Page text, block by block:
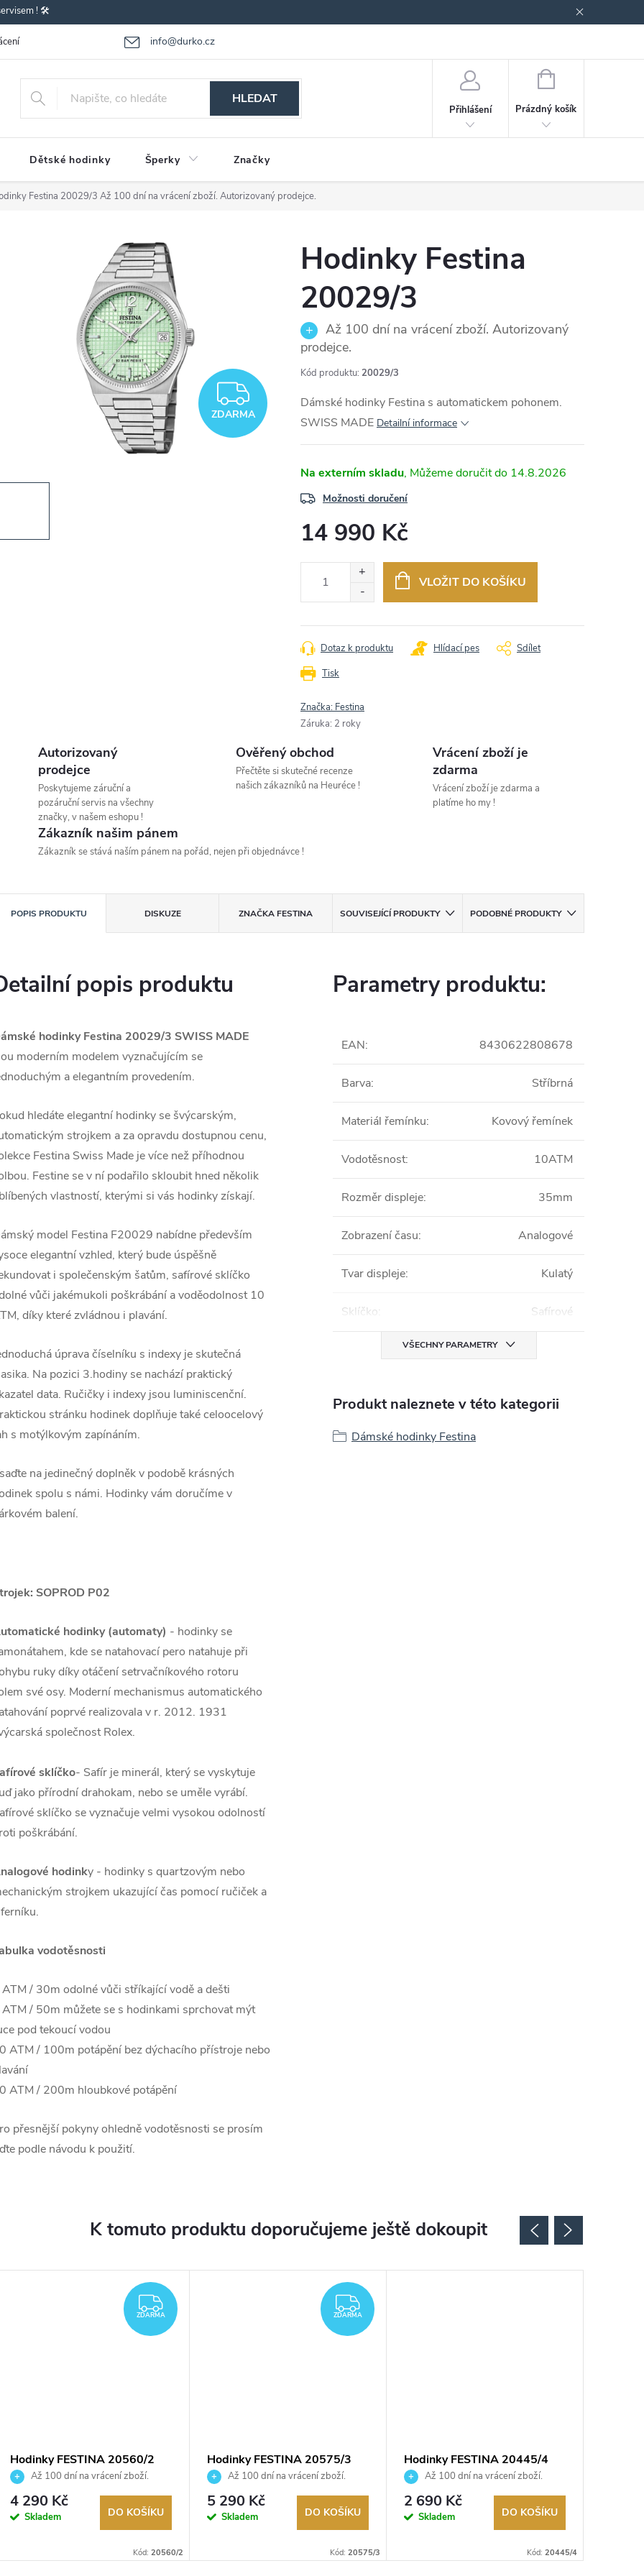
! 🛠️
info@durko.cz
- výměna zboží Reklamace zboží Obchodní podmínky
HLEDAT
Přihlášení
NÁKUPNÍ
Prázdný košík
Dětské hodinky Šperky Značky
Festina 20029/3 Až 100 dní na vrácení zboží. Autorizovaný prodejce.
ZDARMA
ZDARMA
Hodinky Festina
20029/3
Až 100 dní na vrácení zboží. Autorizovaný
prodejce.
Kód produktu: 20029/3
Dámské hodinky Festina s automatickem pohonem.
SWISS MADE Detailní informace
Na externím skladu 14.8.2026
Možnosti doručení
14 990 Kč
VLOŽIT DO KOŠÍKU
Tisk
Dotaz k produktu Hlídací pes Sdílet
Značka: Festina
Záruka: 2 roky
Autorizovaný
prodejce
Poskytujeme záruční a
pozáruční servis na všechny
značky, v našem eshopu !
Ověřený obchod
Přečtěte si skutečné recenze
našich zákazníků na Heuréce !
Vrácení zboží je
zdarma
Vrácení zboží je zdarma a
platíme ho my !
Zákazník našim pánem
Zákazník se stává naším pánem na pořád, nejen při objednávce !
POPIS PRODUKTU DISKUZE ZNAČKA FESTINA SOUVISEJÍCÍ PRODUKTY PODOBNÉ PRODUKTY
popis produktu
hodinky Festina 20029/3 SWISS MADE
moderním modelem vyznačujícím se
a elegantním provedením.
hledáte elegantní hodinky se švýcarským,
strojkem a za opravdu dostupnou cenu,
Festina Swiss Made je více než příhodnou
Festine se v ní podařilo skloubit hned několik
vlastností, kterými si vás hodinky získají.
model Festina F20029 nabídne především
elegantní vzhled, který bude úspěšně
i společenským šatům, safírové sklíčko
vůči jakémukoli poškrábání a voděodolnost 10
díky které zvládnou i plavání.
úprava číselníku s indexy je skutečná
Na pozici 3.hodiny se nachází praktický
data. Ručičky i indexy jsou luminiscenční.
stránku hodinek doplňuje také celoocelový
s motýlkovým zapínáním.
na jedinečný doplněk v podobě krásných
spolu s námi. Hodinky vám doručíme v
balení.
SOPROD P02
hodinky(automaty) - hodinky se
kde se natahovací pero natahuje při
ruky díky otáčení setrvačníkového rotoru
své osy. Moderní mechanismus automatického
poprvé realizovala v r. 2012. 1931
společnost Rolex.
sklíčko- Safír je minerál, který se vyskytuje
jako přírodní drahokam, nebo se uměle vyrábí.
sklíčko se vyznačuje velmi vysokou odolností
poškrábání.
hodinky - hodinky s quartzovým nebo
strojkem ukazující čas pomocí ručiček a
vodotěsnosti
/ 30m odolné vůči stříkající vodě a dešti
/ 50m můžete se s hodinkami sprchovat mýt
pod tekoucí vodou
ATM / 100m potápění bez dýchacího přístroje nebo
ATM / 200m hloubkové potápění
přesnější pokyny ohledně vodotěsnosti se prosím
podle návodu k použití.
Parametry produktu:
EAN: 8430622808678
Barva: Stříbrná
Materiál řemínku: Kovový řemínek
Vodotěsnost: 10ATM
Rozměr displeje: 35mm
Zobrazení času: Analogové
Tvar displeje: Kulatý
Sklíčko: Safírové
VŠECHNY PARAMETRY
Produkt naleznete v této kategorii
Dámské hodinky Festina
K tomuto produktu doporučujeme ještě dokoupit
ZDARMA
ZDARMA
Hodinky FESTINA 20560/2
Až 100 dní na vrácení zboží.
Autorizovaný prodejce.
4 290 Kč
Skladem DO KOŠÍKU
Kód: 20560/2
ZDARMA
ZDARMA
Hodinky FESTINA 20575/3
Až 100 dní na vrácení zboží.
Autorizovaný prodejce.
5 290 Kč
Skladem DO KOŠÍKU
Kód: 20575/3
Hodinky FESTINA 20445/4
Až 100 dní na vrácení zboží.
Autorizovaný prodejce.
2 690 Kč
Skladem DO KOŠÍKU
Kód: 20445/4